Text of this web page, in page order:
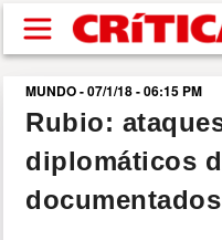
Pasar al contenido
buscar
SUCESOS
MUNDO - 07/1/18 - 06:15 PM
Rubio:
diplomáticos
documentados